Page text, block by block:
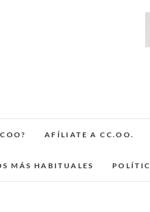
AFÍLIATE A CC.OO.
MÁS HABITUALES